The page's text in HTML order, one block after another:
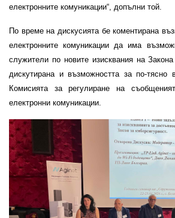
електронните комуникации“, допълни той.
По време на дискусията бе коментирана
електронните комуникации да има
служители по новите изисквания на
дискутирана и възможността за по-тясно
Комисията за регулиране на
електронни комуникации.